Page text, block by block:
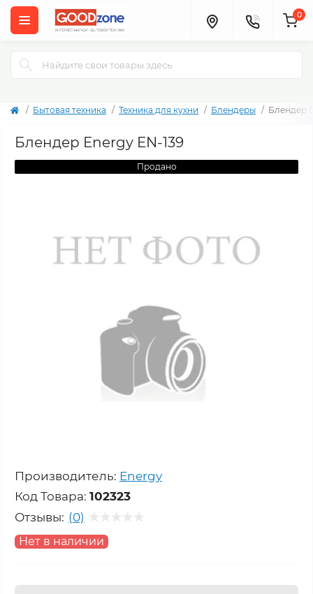
0
Бытовая техника Техника для кухни Блендеры Блендер
Блендер Energy EN-139
Продано
Производитель: Energy
Код Товара: 102323
Отзывы: (0)
Нет в наличии